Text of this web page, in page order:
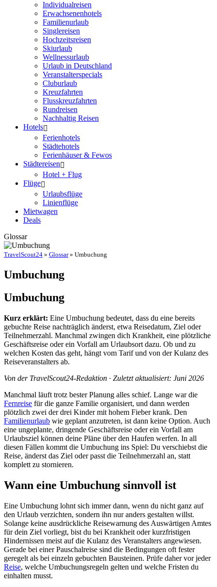
Individualreisen
Erwachsenenhotels
Familienurlaub
Singlereisen
Hochzeitsreisen
Skiurlaub
Wellnessurlaub
Urlaub in Deutschland
Veranstalterspecials
Cluburlaub
Kreuzfahrten
Flusskreuzfahrten
Rundreisen
Nachhaltig Reisen
Hotels
Ferienhotels
Städtehotels
Ferienhäuser & Fewos
Städtereisen
Hotel + Flug
Flüge
Urlaubsflüge
Linienflüge
Mietwagen
Deals
Glossar
TravelScout24 » Glossar» Umbuchung
Umbuchung
Umbuchung
Kurz erklärt: Eine Umbuchung bedeutet, dass du eine bereits
gebuchte Reise nachträglich änderst, etwa Reisedatum, Ziel oder
Teilnehmerzahl. Manchmal zwingen dich Krankheit, eine plötzliche
Geschäftsreise oder ein Vorfall am Urlaubsort dazu. Ob und zu
welchen Kosten das geht, hängt vom Tarif und von der Kulanz des
Reiseveranstalters ab.
Von der TravelScout24-Redaktion · Zuletzt aktualisiert: Juni 2026
Manchmal läuft trotz bester Planung alles schief. Lange war die
Fernreise für die ganze Familie organisiert, und dann werden
plötzlich zwei der drei Kinder mit hohem Fieber krank. Den
Familienurlaub wie geplant anzutreten, ist dann keine Option. Auch
eine ungeplante, dringende Geschäftsreise oder ein Vorfall am
Urlaubsziel können deine Pläne über den Haufen werfen. In all
diesen Fällen kommt die Umbuchung ins Spiel: Du verschiebst die
Reise, änderst das Ziel oder passt die Teilnehmerzahl an, statt
komplett zu stornieren.
Wann eine Umbuchung sinnvoll ist
Eine Umbuchung lohnt sich immer dann, wenn du nicht ganz auf
den Urlaub verzichten, sondern ihn nur anders gestalten willst.
Solange keine ausdrückliche Reisewarnung des Auswärtigen Amtes
für dein Ziel vorliegt, bist du bei Krankheit oder kurzfristigen
Hindernissen meist auf die Kulanz des Veranstalters angewiesen.
Gerade bei einer Pauschalreise sind die Bedingungen oft fester
geregelt als bei einzeln gebuchten Bausteinen. Prüfe daher vor jeder
Reise, welche Umbuchungsregeln gelten und welche Fristen du
einhalten musst.